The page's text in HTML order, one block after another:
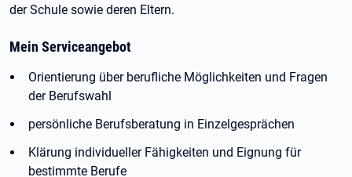
der Schule sowie deren Eltern.
Mein Serviceangebot
Orientierung über berufliche Möglichkeiten und Fragen
der Berufswahl
persönliche Berufsberatung in Einzelgesprächen
Klärung individueller Fähigkeiten und Eignung für
bestimmte Berufe